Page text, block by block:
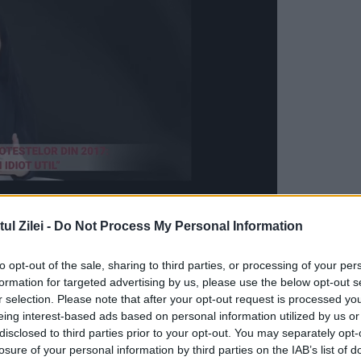
Zilei - Do Not Process My Personal Information
opt-out of the sale, sharing to third parties, or processing of your
for targeted advertising by us, please use the below opt-out
selection. Please note that after your opt-out request is processed
interest-based ads based on personal information utilized by us
to third parties prior to your opt-out. You may separately
of your personal information by third parties on the IAB’s list of
transmite că, în urma activităţilor
frontieră din cadrul Serviciului Teritorial al
multe persoane de pe raza judeţelor
colectarea şi distribuirea ţigărilor de